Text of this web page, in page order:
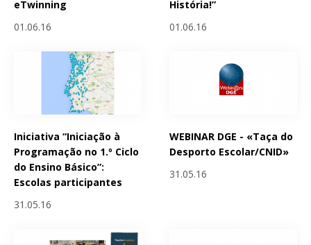
eTwinning
01.06.16
História!”
01.06.16
Iniciativa “Iniciação à
Programação no 1.º Ciclo
do Ensino Básico”:
Escolas participantes
31.05.16
WEBINAR DGE - «Taça do
Desporto Escolar/CNID»
31.05.16